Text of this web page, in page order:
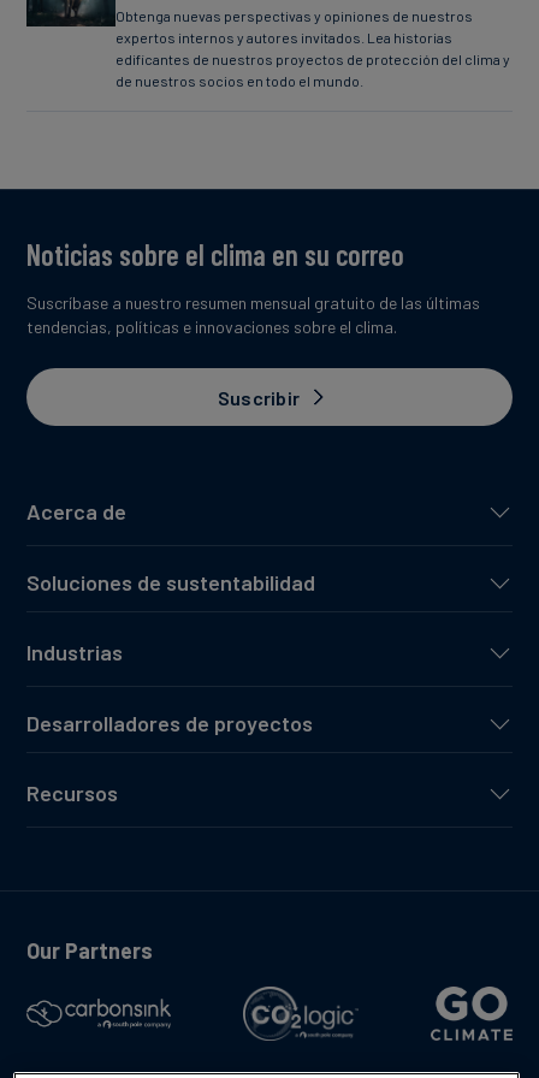
Obtenga nuevas perspectivas y opiniones de nuestros
expertos internos y autores invitados. Lea historias
edificantes de nuestros proyectos de protección del clima y
de nuestros socios en todo el mundo.
Acerca de
Soluciones de sustentabilidad
Industrias
Desarrolladores de proyectos
Recursos
Noticias sobre el clima en su correo
Suscríbase a nuestro resumen mensual gratuito de las últimas
tendencias, políticas e innovaciones sobre el clima.
Suscribir
Our Partners